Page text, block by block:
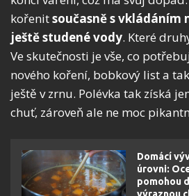
kořenitsoučasně s vkládáním
ještě studené vody. Které
Ve skutečnosti je vše, co
nového koření, bobkový list a
ještě v zrnu. Polévka tak získá
chuť, zároveň ale ne moc
Domácí
úrovni:
pomohou